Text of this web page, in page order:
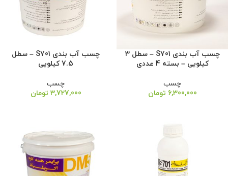
چسب آب بندی S701 – سطل 3
کیلویی – بسته 4 عددی
چسب
6,300,000 تومان
چسب آب بندی S701 – سطل
7.5 کیلویی
چسب
3,727,000 تومان